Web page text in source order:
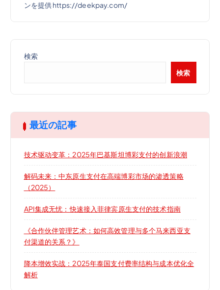
ンを提供 https://deekpay.com/
検索
検索
最近の記事
技术驱动变革：2025年巴基斯坦博彩支付的创新浪潮
解码未来：中东原生支付在高端博彩市场的渗透策略
（2025）
API集成无忧：快速接入菲律宾原生支付的技术指南
《合作伙伴管理艺术：如何高效管理与多个马来西亚支
付渠道的关系？》
降本增效实战：2025年泰国支付费率结构与成本优化全
解析